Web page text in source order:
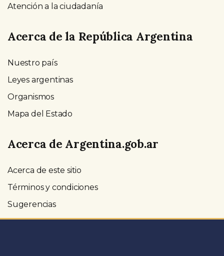
Atención a la ciudadanía
Acerca de la República Argentina
Nuestro país
Leyes argentinas
Organismos
Mapa del Estado
Acerca de Argentina.gob.ar
Acerca de este sitio
Términos y condiciones
Sugerencias